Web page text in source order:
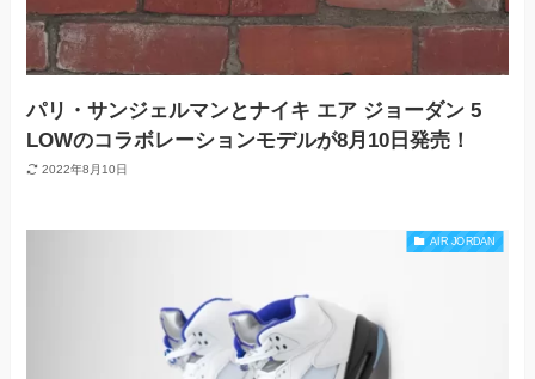
パリ・サンジェルマンとナイキ エア ジョーダン 5
LOWのコラボレーションモデルが8月10日発売！
2022年8月10日
AIR JORDAN